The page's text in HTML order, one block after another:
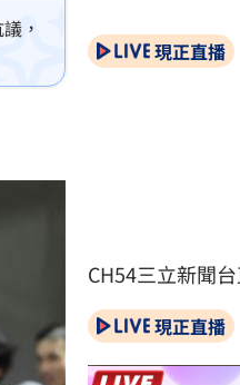
，
現正直播
CH54三立新聞
現正直播